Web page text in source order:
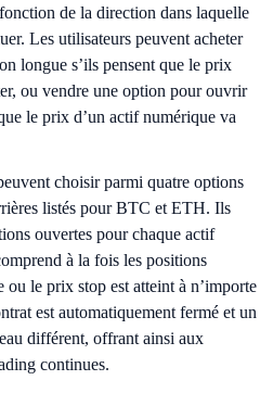
de la direction dans laquelle
Les utilisateurs peuvent acheter
longue s’ils pensent que le prix
ou vendre une option pour ouvrir
le prix d’un actif numérique va
choisir parmi quatre options
listés pour BTC et ETH. Ils
ouvertes pour chaque actif
à la fois les positions
le prix stop est atteint à n’importe
est automatiquement fermé et un
différent, offrant ainsi aux
continues.